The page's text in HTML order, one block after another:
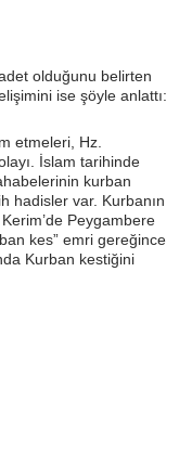
olduğunu belirten
ise şöyle anlattı:
etmeleri, Hz.
İslam tarihinde
kurban
hadisler var. Kurbanın
Peygambere
kes” emri gereğince
Kurban kestiğini